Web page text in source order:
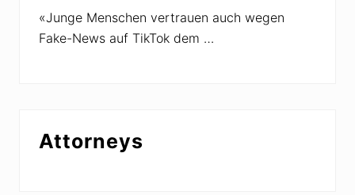
«Junge Menschen vertrauen auch wegen
Fake-News auf TikTok dem …
Attorneys